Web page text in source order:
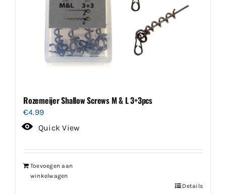
Rozemeijer Shallow Screws M & L 3+3pcs
€4.99
Quick View
Toevoegen aan
winkelwagen
Details